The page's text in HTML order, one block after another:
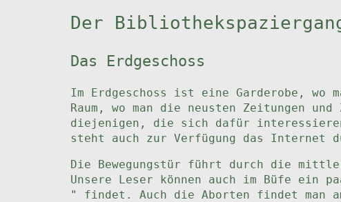
Der
Das Erdgeschoss
Im Erdgeschoss ist eine Garderobe, wo
Raum, wo man die neusten Zeitungen
diejenigen, die sich dafür
steht auch zur Verfügung das Internet
Die Bewegungstür führt durch die
Unsere Leser können auch im Büfe ein
" findet. Auch die Aborten findet man am